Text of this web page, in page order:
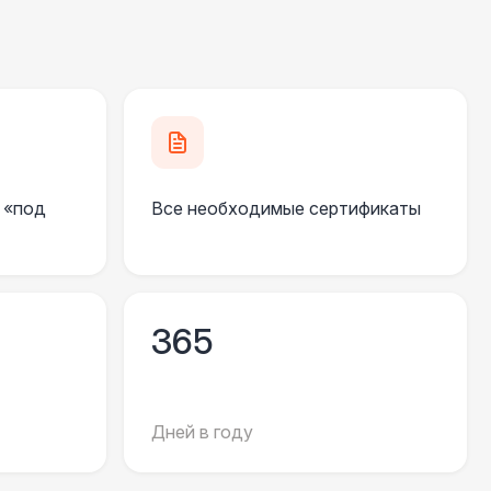
«под
Все необходимые сертификаты
365
Дней в году